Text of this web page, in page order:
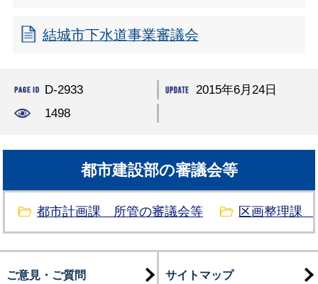
結城市下水道事業審議会
D-2933
2015年6月24日
1498
都市建設部の審議会等
都市計画課 所管の審議会等 区画整理課
ご意見・ご質問 サイトマップ